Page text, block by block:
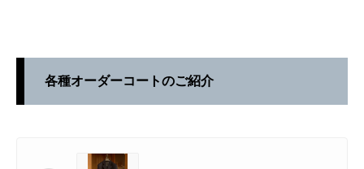
各種オーダーコートのご紹介